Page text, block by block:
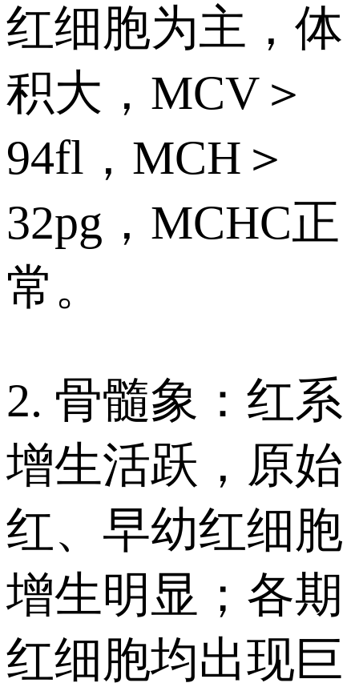
红细胞为主，体
积大，MCV＞
94fl，MCH＞
32pg，MCHC正
常。
2. 骨髓象：红系
增生活跃，原始
红、早幼红细胞
增生明显；各期
红细胞均出现巨